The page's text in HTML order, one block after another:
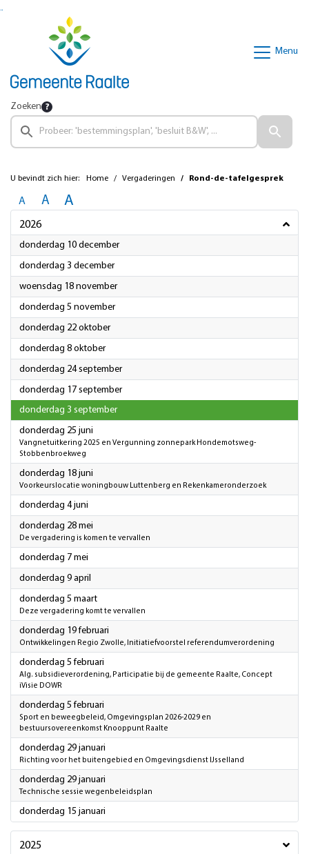
Ga naar de inhoud van deze pagina
Ga naar het zoeken
Menu
Zoeken
U bevindt zich hier: Home Vergaderingen Rond-de-tafelgesprek
A A A
2026
donderdag 10 december2026
donderdag 3 december2026
woensdag 18 november2026
donderdag 5 november2026
donderdag 22 oktober2026
donderdag 8 oktober2026
donderdag 24 september2026
donderdag 17 september2026
donderdag 3 september2026
donderdag 25 juni
Vangnetuitkering 2025 en Vergunning zonnepark Hondemotsweg-
Stobbenbroekweg
donderdag 18 juni
Voorkeurslocatie woningbouw Luttenberg en Rekenkameronderzoek
donderdag 4 juni
donderdag 28 mei
De vergadering is komen te vervallen
donderdag 7 mei
donderdag 9 april
donderdag 5 maart2026
Deze vergadering komt te vervallen
donderdag 19 februari
Ontwikkelingen Regio Zwolle, Initiatiefvoorstel referendumverordening
donderdag 5 februari
Alg. subsidieverordening, Participatie bij de gemeente Raalte, Concept
iVisie DOWR
donderdag 5 februari
Sport en beweegbeleid, Omgevingsplan 2026-2029 en
bestuursovereenkomst Knooppunt Raalte
donderdag 29 januari
Richting voor het buitengebied en Omgevingsdienst IJsselland
donderdag 29 januari
Technische sessie wegenbeleidsplan
donderdag 15 januari
2025